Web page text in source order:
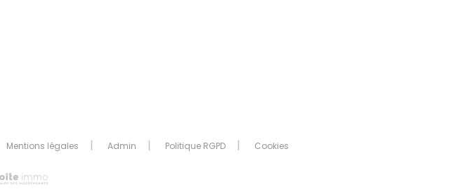
Mentions légales Admin Politique RGPD Cookies